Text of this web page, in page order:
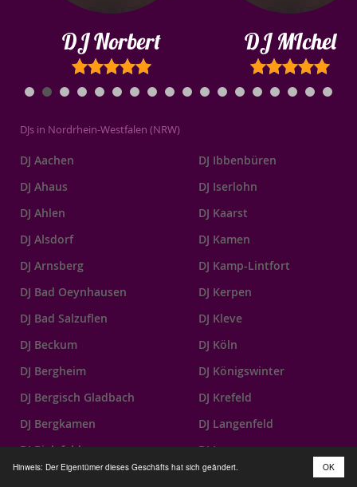
DJ Norbert DJ MIchel
DJs in Nordrhein-Westfalen (NRW)
DJ Aachen
DJ Ahaus
DJ Ahlen
DJ Alsdorf
DJ Arnsberg
DJ Bad Oeynhausen
DJ Bad Salzuflen
DJ Beckum
DJ Bergheim
DJ Bergisch Gladbach
DJ Bergkamen
DJ Bielefeld
DJ Bocholt
DJ Ibbenbüren
DJ Iserlohn
DJ Kaarst
DJ Kamen
DJ Kamp-Lintfort
DJ Kerpen
DJ Kleve
DJ Köln
DJ Königswinter
DJ Krefeld
DJ Langenfeld
DJ Lemgo
DJ Leverkusen
Hinweis: Der Eigentümer dieses Geschäfts hat sich geändert. OK